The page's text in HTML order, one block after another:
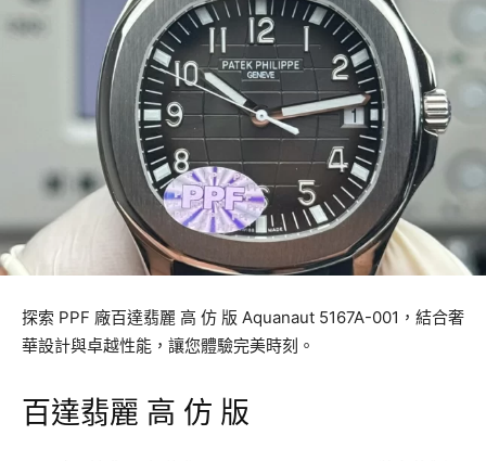
探索 PPF 廠百達翡麗 高 仿 版 Aquanaut 5167A-001，結合奢
華設計與卓越性能，讓您體驗完美時刻。
百達翡麗 高 仿 版